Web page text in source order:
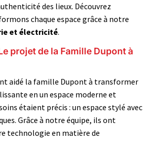
des lieux. Découvrez
chaque espace grâce à notre
et électricité.
projet de la Famille Dupont à
aidé la famille Dupont à transformer
en un espace moderne et
étaient précis : un espace stylé avec
Grâce à notre équipe, ils ont
technologie en matière de